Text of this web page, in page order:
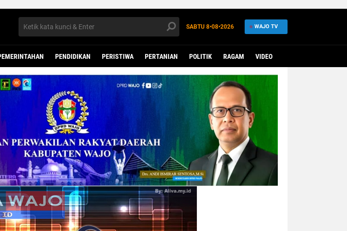
SABTU 8•08•2026 WAJO TV
PENDIDIKAN PERISTIWA PERTANIAN POLITIK RAGAM VIDEO